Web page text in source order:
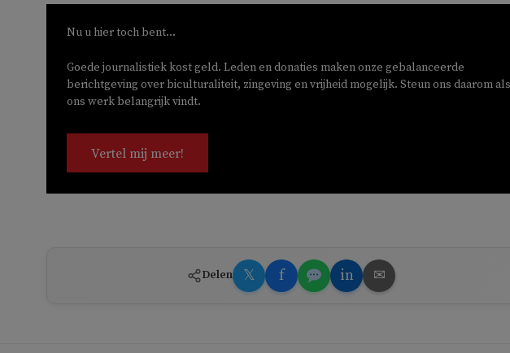
Nu u hier toch bent...
Goede journalistiek kost geld. Leden en donaties maken onze gebalanceerde
berichtgeving over biculturaliteit, zingeving en vrijheid mogelijk. Steun ons daarom
ons werk belangrijk vindt.
Vertel mij meer!
Delen 𝕏 f in ✉